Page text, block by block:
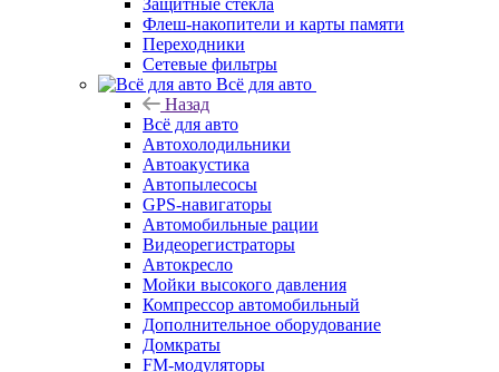
Защитные стекла
Флеш-накопители и карты памяти
Переходники
Сетевые фильтры
Всё для авто
Назад
Всё для авто
Автохолодильники
Автоакустика
Автопылесосы
GPS-навигаторы
Автомобильные рации
Видеорегистраторы
Автокресло
Мойки высокого давления
Компрессор автомобильный
Дополнительное оборудование
Домкраты
FM-модуляторы